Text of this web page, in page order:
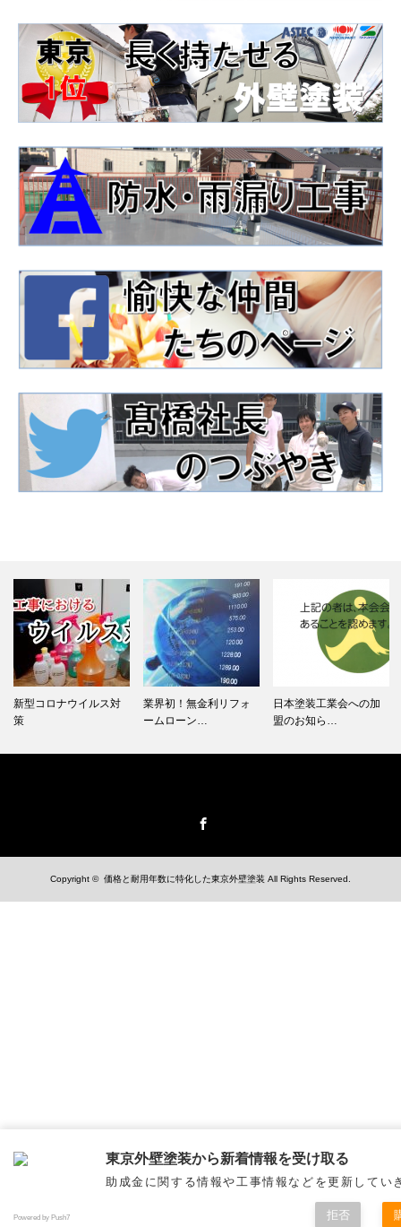
業界初！無金利リフォ
ームローン…
日本塗装工業会への加
盟のお知ら…
シーリング工事
Copyright © 価格と耐用年数に特化した東京外壁塗装 All Rights Reserved.
東京外壁塗装から新着情報を受け取る
助成金に関する情報や工事情報などを更新してい
Powered by Push7 拒否